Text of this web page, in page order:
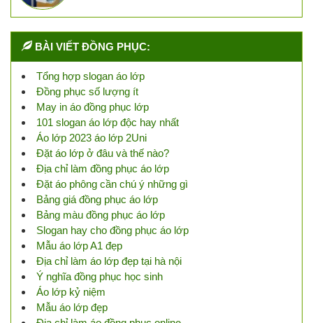
BÀI VIẾT ĐỒNG PHỤC:
Tổng hợp slogan áo lớp
Đồng phục số lượng ít
May in áo đồng phục lớp
101 slogan áo lớp độc hay nhất
Áo lớp 2023 áo lớp 2Uni
Đặt áo lớp ở đâu và thế nào?
Địa chỉ làm đồng phục áo lớp
Đặt áo phông cần chú ý những gì
Bảng giá đồng phục áo lớp
Bảng màu đồng phục áo lớp
Slogan hay cho đồng phục áo lớp
Mẫu áo lớp A1 đẹp
Địa chỉ làm áo lớp đẹp tại hà nội
Ý nghĩa đồng phục học sinh
Áo lớp kỷ niệm
Mẫu áo lớp đẹp